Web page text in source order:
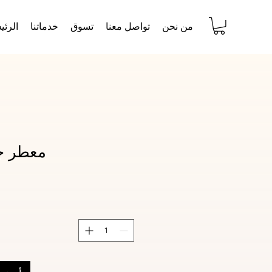
خدماتنا تسوق تواصل معنا من نحن
معطر